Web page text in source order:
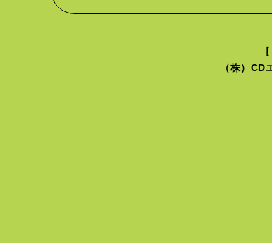
（株）